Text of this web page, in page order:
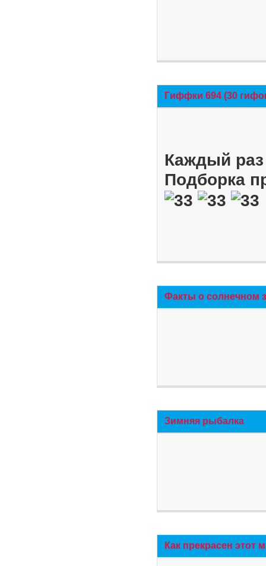
Гиффки 694 (30
Каждый
Подборка
Факты о солнечном
Зимняя рыбалка
Как прекрасен этот